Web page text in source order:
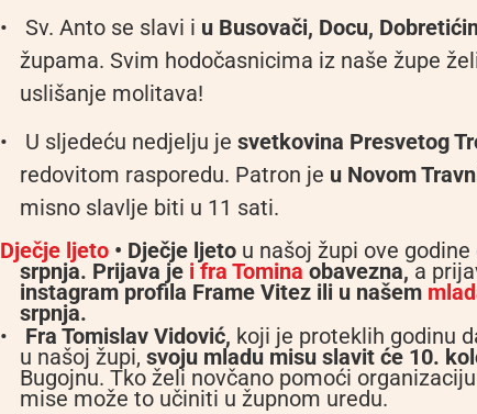
•
Sv. Anto se slavi i u Busovači, Docu,
župama. Svim hodočasnicima iz naše župe
uslišanje molitava!
•
U sljedeću nedjelju je svetkovina Presvetog
redovitom rasporedu. Patron je u Novom
misno slavlje biti u 11 sati.
Dječje ljeto • Dječje ljeto u našoj župi ove
srpnja. Prijava je i fra Tominaobavezna,a
instagram profila Frame Vitez ili u našem
srpnja.
•
Fra Tomislav Vidović, koji je proteklih godinu
u našoj župi,svoju mladu misu slavit će 10.
Bugojnu. Tko želi novčano pomoći
mise može to učiniti u župnom uredu.